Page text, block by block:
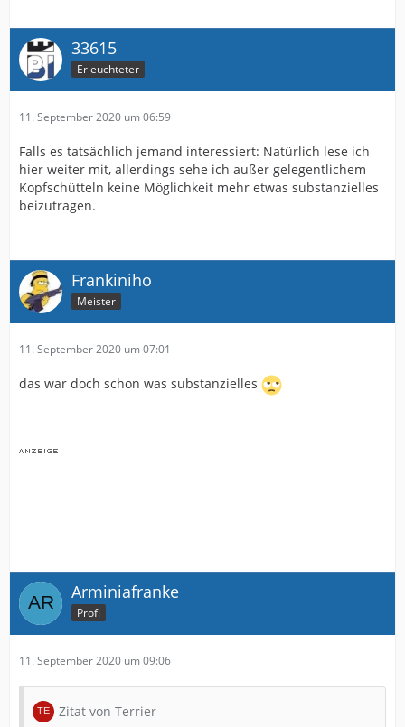
33615
Erleuchteter
11. September 2020 um 06:59
Falls es tatsächlich jemand interessiert: Natürlich lese ich
hier weiter mit, allerdings sehe ich außer gelegentlichem
Kopfschütteln keine Möglichkeit mehr etwas substanzielles
beizutragen.
Frankiniho
Meister
11. September 2020 um 07:01
das war doch schon was substanzielles
Arminiafranke
Profi
11. September 2020 um 09:06
Zitat von Terrier